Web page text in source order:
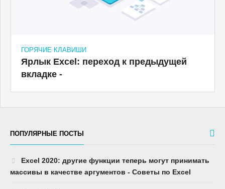
ГОРЯЧИЕ КЛАВИШИ
Ярлык Excel: переход к предыдущей
вкладке -
ПОПУЛЯРНЫЕ ПОСТЫ
Excel 2020: другие функции теперь могут принимать
массивы в качестве аргументов - Советы по Excel